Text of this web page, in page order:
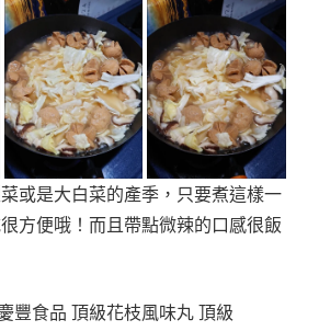
或是大白菜的產季，只要煮這樣一
方便哦！而且帶點微辣的口感很飯